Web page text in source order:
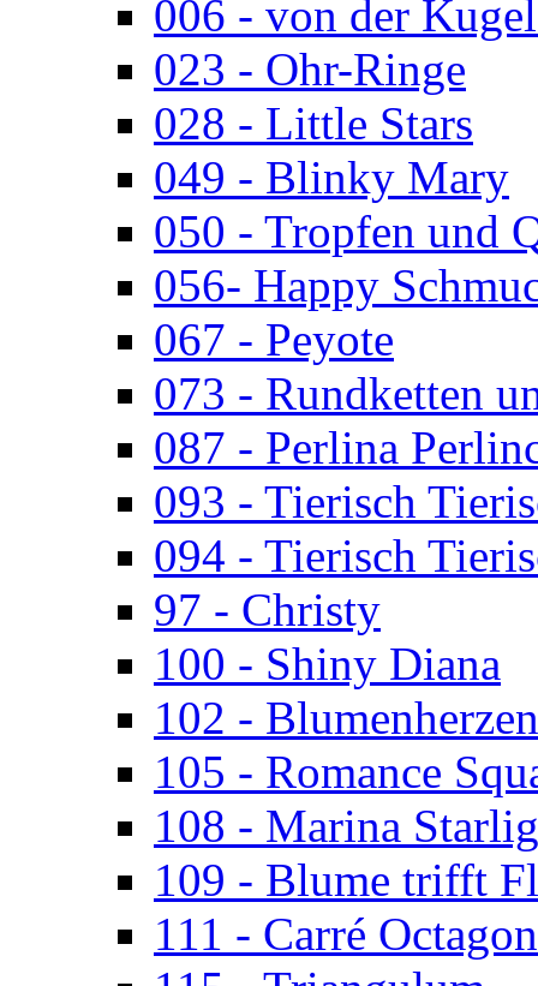
006 - von der
023 - Ohr-Ringe
028 - Little Stars
049 - Blinky Mary
050 - Tropfen und
056- Happy
067 - Peyote
073 - Rundketten
087 - Perlina
093 - Tierisch
094 - Tierisch
97 - Christy
100 - Shiny Diana
102 - Blumenherzen
105 - Romance
108 - Marina
109 - Blume trifft
111 - Carré Octagon